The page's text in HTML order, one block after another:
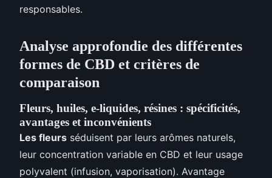
responsables.
Analyse approfondie des différentes
formes de CBD et critères de
comparaison
Fleurs, huiles, e-liquides, résines : spécificités,
avantages et inconvénients
Les fleurs séduisent par leurs arômes naturels,
leur concentration variable en CBD et leur usage
polyvalent (infusion, vaporisation). Avantage